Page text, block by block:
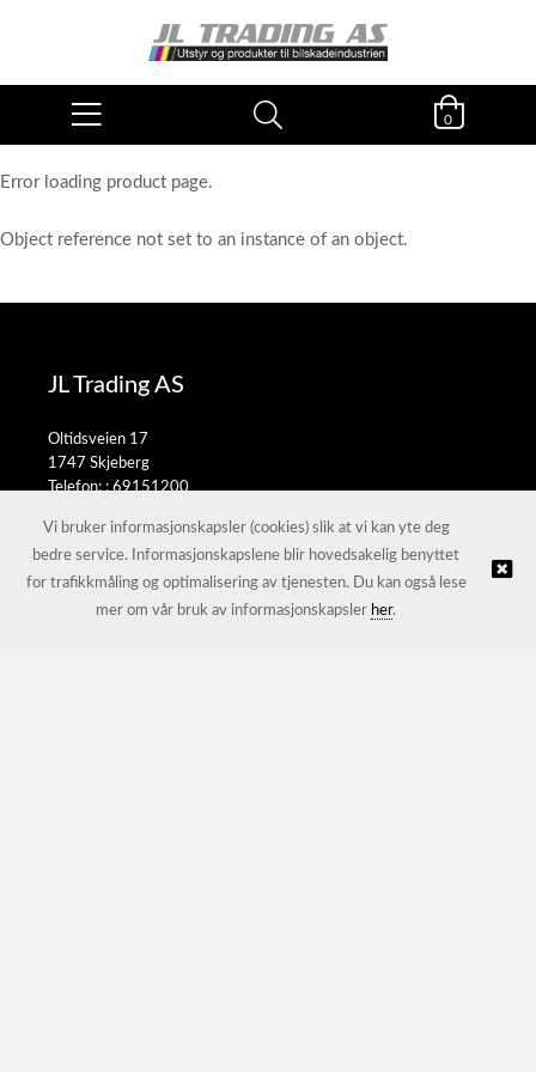
0
Error loading product page.
Object reference not set to an instance of an object.
JL Trading AS
Oltidsveien 17
1747 Skjeberg
Telefon: :69151200
© JL Trading AS |Nettbutikk levert av Kréatif
Vi bruker informasjonskapsler (cookies) slik at vi kan yte deg
bedre service. Informasjonskapslene blir hovedsakelig benyttet
for trafikkmåling og optimalisering av tjenesten. Du kan også lese
mer om vår bruk av informasjonskapsler her.